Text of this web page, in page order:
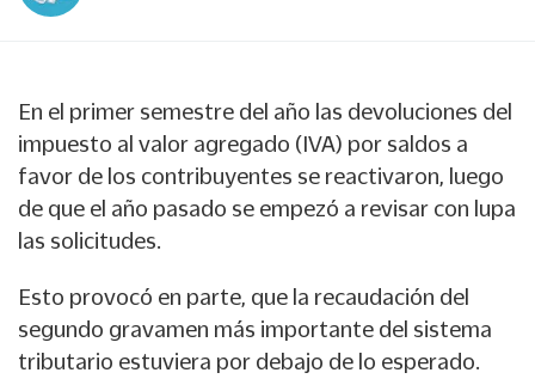
En el primer semestre del año las devoluciones del
impuesto al valor agregado (IVA) por saldos a
favor de los contribuyentes se reactivaron, luego
de que el año pasado se empezó a revisar con lupa
las solicitudes.
Esto provocó en parte, que la recaudación del
segundo gravamen más importante del sistema
tributario estuviera por debajo de lo esperado.